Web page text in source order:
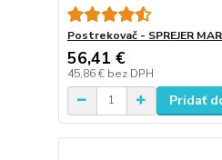
Postrekovač - SPREJER
56,41 €
45,86 € bez DPH
Pridať